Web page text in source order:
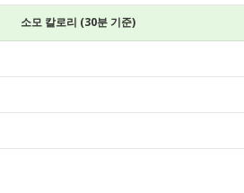
소모 칼로리 (30분 기준)